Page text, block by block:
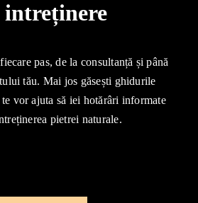
pas, de la consultanță și până
tău. Mai jos găsești ghidurile
vor ajuta să iei hotărâri informate
pietrei naturale.